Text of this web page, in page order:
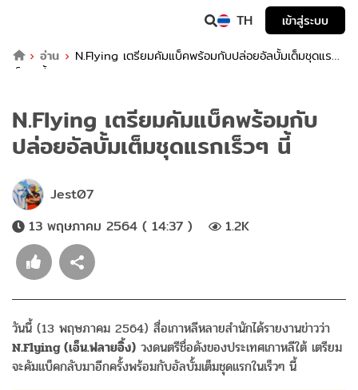
TH
เข้าสู่ระบบ
อ่าน
N.Flying เตรียมคัมแบ็คพร้อมกับปล่อยอัลบั้มเต็มชุดแรก
เร็วๆ นี้
N.Flying เตรียมคัมแบ็คพร้อมกับ
ปล่อยอัลบั้มเต็มชุดแรกเร็วๆ นี้
Jest07
13 พฤษภาคม 2564 ( 14:37 )
1.2K
วันนี้ (13 พฤษภาคม 2564) สื่อเกาหลีหลายสำนักได้รายงานข่าวว่า
N.Flying (เอ็น.ฟลายอิ้ง) วงดนตรีชื่อดังของประเทศเกาหลีใต้ เตรียม
จะคัมแบ็คกลับมาอีกครั้งพร้อมกับอัลบั้มเต็มชุดแรกในเร็วๆ นี้